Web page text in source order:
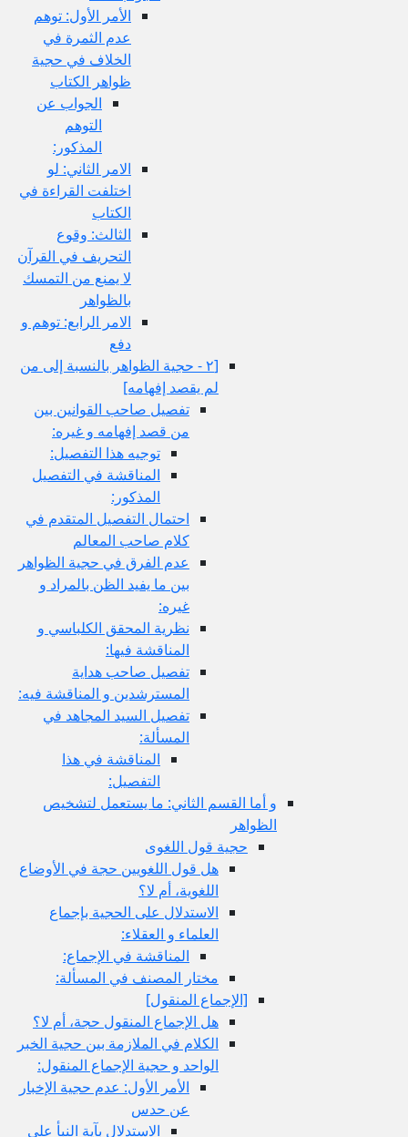
الأمر الأول: توهم
الخلاف في حجية
الامر الثاني: لو
اختلفت القراءة في
التحريف في القرآن
لا يمنع من التمسك
الامر الرابع: توهم و
[٢ - حجية الظواهر بالنسبة إلى من
تفصيل صاحب القوانين بين
من قصد إفهامه و غيره:
توجيه هذا التفصيل:
المناقشة في التفصيل
احتمال التفصيل المتقدم في
كلام صاحب المعالم
عدم الفرق في حجية الظواهر
بين ما يفيد الظن بالمراد و
نظرية المحقق الكلباسي و
تفصيل صاحب هداية
المسترشدين و المناقشة فيه:
تفصيل السيد المجاهد في
المناقشة في هذا
و أما القسم الثاني: ما يستعمل لتشخيص
حجية قول اللغوى
هل قول اللغويين حجة في الأوضاع
الاستدلال على الحجية بإجماع
المناقشة في الإجماع:
مختار المصنف في المسألة:
[الإجماع المنقول‏]
هل الإجماع المنقول حجة، أم لا؟
الكلام في الملازمة بين حجية الخبر
الواحد و حجية الإجماع المنقول:
الأمر الأول: عدم حجية الإخبار
الاستدلال بآية النبأ على